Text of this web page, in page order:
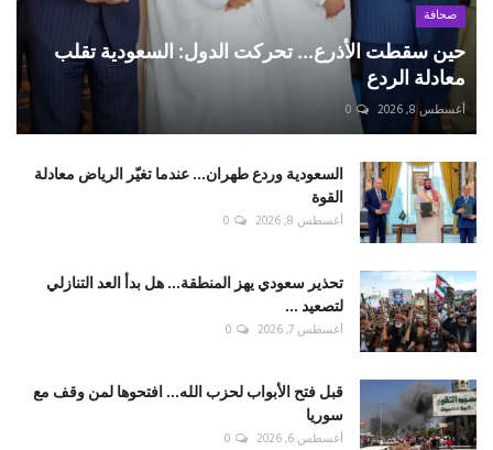
صحافة
حين سقطت الأذرع... تحركت الدول: السعودية تقلب
معادلة الردع
أغسطس 8, 2026 0
السعودية وردع طهران... عندما تغيّر الرياض معادلة
القوة
أغسطس 8, 2026 0
تحذير سعودي يهز المنطقة... هل بدأ العد التنازلي
لتصعيد ...
أغسطس 7, 2026 0
قبل فتح الأبواب لحزب الله... افتحوها لمن وقف مع
سوريا
أغسطس 6, 2026 0